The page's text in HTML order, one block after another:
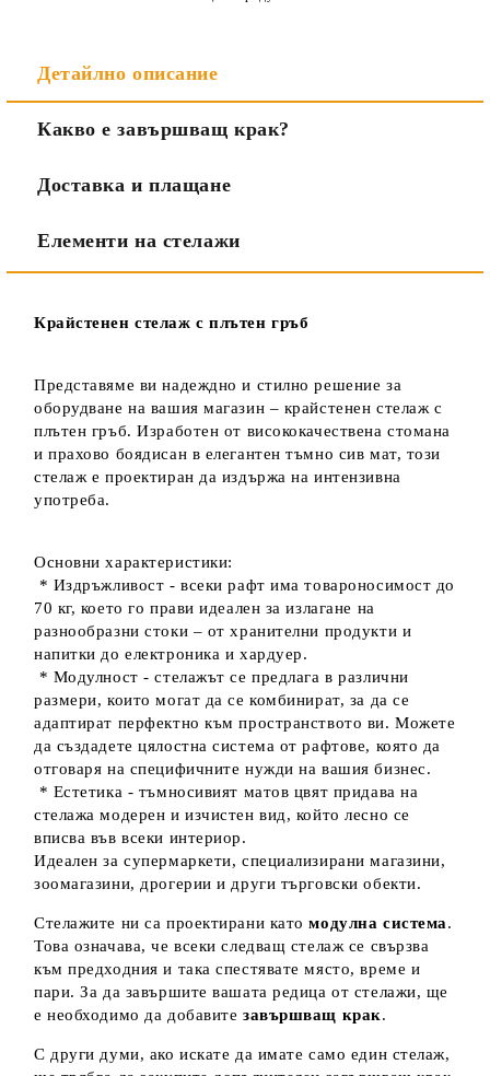
Детайлно описание
Какво е завършващ крак?
Доставка и плащане
Елементи на стелажи
Крайстенен стелаж с плътен гръб
Представяме ви надеждно и стилно решение за
оборудване на вашия магазин – крайстенен стелаж с
плътен гръб. Изработен от висококачествена стомана
и прахово боядисан в елегантен тъмно сив мат, този
стелаж е проектиран да издържа на интензивна
употреба.
Основни характеристики:
* Издръжливост - всеки рафт има товароносимост до
70 кг, което го прави идеален за излагане на
разнообразни стоки – от хранителни продукти и
напитки до електроника и хардуер.
* Модулност - стелажът се предлага в различни
размери, които могат да се комбинират, за да се
адаптират перфектно към пространството ви. Можете
да създадете цялостна система от рафтове, която да
отговаря на специфичните нужди на вашия бизнес.
* Естетика - тъмносивият матов цвят придава на
стелажа модерен и изчистен вид, който лесно се
вписва във всеки интериор.
Идеален за супермаркети, специализирани магазини,
зоомагазини, дрогерии и други търговски обекти.
Стелажите ни са проектирани катомодулна система.
Това означава, че всеки следващ стелаж се свързва
към предходния и така спестявате място, време и
пари. За да завършите вашата редица от стелажи, ще
е необходимо да добавите завършващ крак.
С други думи, ако искате да имате само един стелаж,